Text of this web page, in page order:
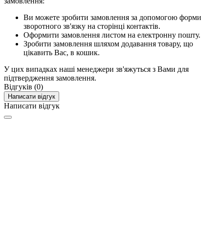
Ви можете зробити замовлення за допомогою форми
зворотного зв'язку на сторінці контактів.
Оформити замовлення листом на електронну пошту.
Зробити замовлення шляхом додавання товару, що
цікавить Вас, в кошик.
У цих випадках наші менеджери зв'яжуться з Вами для
підтвердження замовлення.
Відгуків (0)
Написати відгук
Написати відгук